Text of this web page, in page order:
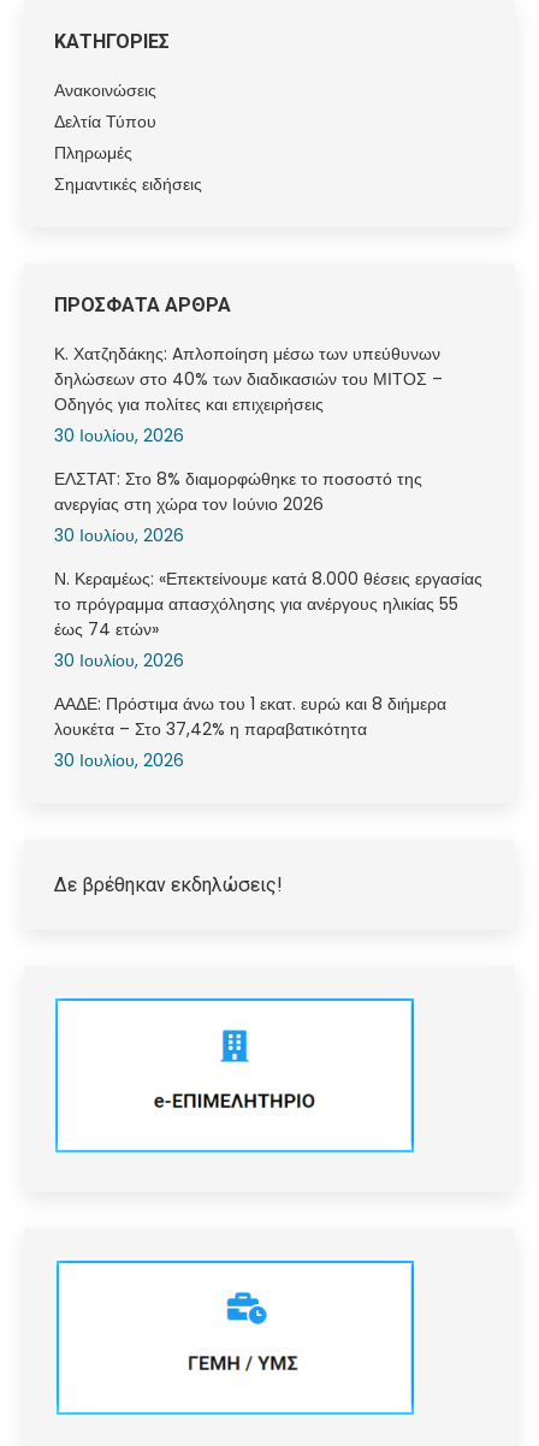
ΚΑΤΗΓΟΡΙΕΣ
Ανακοινώσεις
Δελτία Τύπου
Πληρωμές
Σημαντικές ειδήσεις
ΠΡΟΣΦΑΤΑ ΑΡΘΡΑ
Κ. Χατζηδάκης: Aπλοποίηση μέσω των υπεύθυνων
δηλώσεων στο 40% των διαδικασιών του ΜΙΤΟΣ –
Οδηγός για πολίτες και επιχειρήσεις
30 Ιουλίου, 2026
ΕΛΣΤΑΤ: Στο 8% διαμορφώθηκε το ποσοστό της
ανεργίας στη χώρα τον Ιούνιο 2026
30 Ιουλίου, 2026
Ν. Κεραμέως: «Επεκτείνουμε κατά 8.000 θέσεις εργασίας
το πρόγραμμα απασχόλησης για ανέργους ηλικίας 55
έως 74 ετών»
30 Ιουλίου, 2026
ΑΑΔΕ: Πρόστιμα άνω του 1 εκατ. ευρώ και 8 διήμερα
λουκέτα – Στο 37,42% η παραβατικότητα
30 Ιουλίου, 2026
Δε βρέθηκαν εκδηλώσεις!